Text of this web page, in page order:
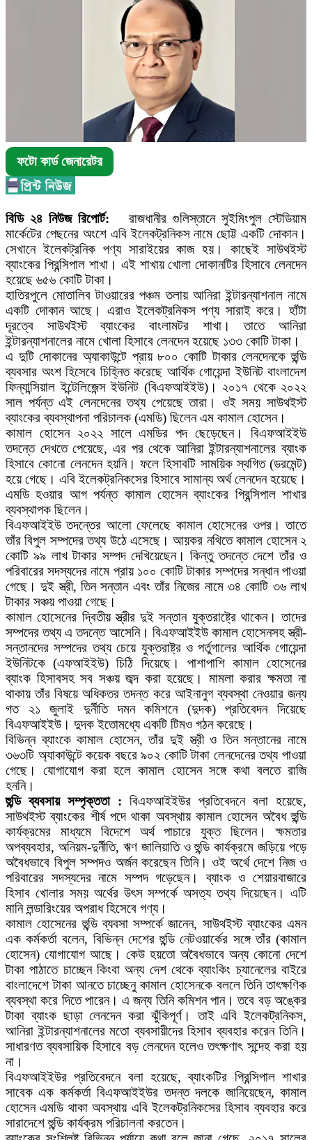
ফটো কার্ড জেনারেটর
বিডি ২৪ নিউজ রিপোর্ট:
রাজধানীর গুলিস্তানে সুইমিংপুল স্টেডিয়াম
মার্কেটের পেছনের অংশে এবি ইলেকট্রনিকস নামে ছোট্ট একটি দোকান।
সেখানে ইলেকট্রনিক পণ্য সারাইয়ের কাজ হয়। কাছেই সাউথইস্ট
ব্যাংকের প্রিন্সিপাল শাখা। এই শাখায় খোলা দোকানটির হিসাবে লেনদেন
হয়েছে ৬৫৬ কোটি টাকা।
হাতিরপুলে মোতালিব টাওয়ারের পঞ্চম তলায় আনিরা ইন্টারন্যাশনাল নামে
একটি দোকান আছে। এরাও ইলেকট্রনিকস পণ্য সারাই করে। হাঁটা
দূরত্বে সাউথইস্ট ব্যাংকের বাংলামটর শাখা। তাতে আনিরা
ইন্টারন্যাশনালের নামে খোলা হিসাবে লেনদেন হয়েছে ১৩৩ কোটি টাকা।
এ দুটি দোকানের অ্যাকাউন্টে প্রায় ৮০০ কোটি টাকার লেনদেনকে হুন্ডি
ব্যবসার অংশ হিসেবে চিহ্নিত করেছে আর্থিক গোয়েন্দা ইউনিট বাংলাদেশ
ফিন্যান্সিয়াল ইন্টেলিজেন্স ইউনিট (বিএফআইইউ)। ২০১৭ থেকে ২০২২
সাল পর্যন্ত এই লেনদেনের তথ্য পেয়েছে তারা। ওই সময় সাউথইস্ট
ব্যাংকের ব্যবস্থাপনা পরিচালক (এমডি) ছিলেন এম কামাল হোসেন।
কামাল হোসেন ২০২২ সালে এমডির পদ ছেড়েছেন। বিএফআইইউ
তদন্তে দেখতে পেয়েছে, এর পর থেকে আনিরা ইন্টারন্যাশনালের ব্যাংক
হিসাবে কোনো লেনদেন হয়নি। ফলে হিসাবটি সাময়িক স্থগিত (ডরমেন্ট)
হয়ে গেছে। এবি ইলেকট্রনিকসের হিসাবে সামান্য অর্থ লেনদেন হয়েছে।
এমডি হওয়ার আগ পর্যন্ত কামাল হোসেন ব্যাংকের প্রিন্সিপাল শাখার
ব্যবস্থাপক ছিলেন।
বিএফআইইউ তদন্তের আলো ফেলেছে কামাল হোসেনের ওপর। তাতে
তাঁর বিপুল সম্পদের তথ্য উঠে এসেছে। আয়কর নথিতে কামাল হোসেন ২
কোটি ৯৯ লাখ টাকার সম্পদ দেখিয়েছেন। কিন্তু তদন্তে দেশে তাঁর ও
পরিবারের সদস্যদের নামে প্রায় ১০০ কোটি টাকার সম্পদের সন্ধান পাওয়া
গেছে। দুই স্ত্রী, তিন সন্তান এবং তাঁর নিজের নামে ৩৪ কোটি ৩৬ লাখ
টাকার সঞ্চয় পাওয়া গেছে।
কামাল হোসেনের দ্বিতীয় স্ত্রীর দুই সন্তান যুক্তরাষ্ট্রে থাকেন। তাদের
সম্পদের তথ্য এ তদন্তে আসেনি। বিএফআইইউ কামাল হোসেনসহ স্ত্রী-
সন্তানদের সম্পদের তথ্য চেয়ে যুক্তরাষ্ট্র ও পর্তুগালের আর্থিক গোয়েন্দা
ইউনিটকে (এফআইইউ) চিঠি দিয়েছে। পাশাপাশি কামাল হোসেনের
ব্যাংক হিসাবসহ সব সঞ্চয় জব্দ করা হয়েছে। মামলা করার ক্ষমতা না
থাকায় তাঁর বিষয়ে অধিকতর তদন্ত করে আইনানুগ ব্যবস্থা নেওয়ার জন্য
গত ২১ জুলাই দুর্নীতি দমন কমিশনে (দুদক) প্রতিবেদন দিয়েছে
বিএফআইইউ। দুদক ইতোমধ্যে একটি টিমও গঠন করেছে।
বিভিন্ন ব্যাংকে কামাল হোসেন, তাঁর দুই স্ত্রী ও তিন সন্তানের নামে
৩৬৩টি অ্যাকাউন্টে কয়েক বছরে ৯০২ কোটি টাকা লেনদেনের তথ্য পাওয়া
গেছে। যোগাযোগ করা হলে কামাল হোসেন সঙ্গে কথা বলতে রাজি
হননি।
হুন্ডি ব্যবসায় সম্পৃক্ততা : বিএফআইইউর প্রতিবেদনে বলা হয়েছে,
সাউথইস্ট ব্যাংকের শীর্ষ পদে থাকা অবস্থায় কামাল হোসেন অবৈধ হুন্ডি
কার্যক্রমের মাধ্যমে বিদেশে অর্থ পাচারে যুক্ত ছিলেন। ক্ষমতার
অপব্যবহার, অনিয়ম-দুর্নীতি, ঋণ জালিয়াতি ও হুন্ডি কার্যক্রমে জড়িয়ে পড়ে
অবৈধভাবে বিপুল সম্পদও অর্জন করেছেন তিনি। ওই অর্থে দেশে নিজ ও
পরিবারের সদস্যদের নামে সম্পদ গড়েছেন। ব্যাংক ও শেয়ারবাজারে
হিসাব খোলার সময় অর্থের উৎস সম্পর্কে অসত্য তথ্য দিয়েছেন। এটি
মানি লন্ডারিংয়ের অপরাধ হিসেবে গণ্য।
কামাল হোসেনের হুন্ডি ব্যবসা সম্পর্কে জানেন, সাউথইস্ট ব্যাংকের এমন
এক কর্মকর্তা বলেন, বিভিন্ন দেশের হুন্ডি নেটওয়ার্কের সঙ্গে তাঁর (কামাল
হোসেন) যোগাযোগ আছে। কেউ হয়তো অবৈধভাবে অন্য কোনো দেশে
টাকা পাঠাতে চাচ্ছেন কিংবা অন্য দেশ থেকে ব্যাংকিং চ্যানেলের বাইরে
বাংলাদেশে টাকা আনতে চাচ্ছেনু কামাল হোসেনকে বললে তিনি তাৎক্ষণিক
ব্যবস্থা করে দিতে পারেন। এ জন্য তিনি কমিশন পান। তবে বড় অঙ্কের
টাকা ব্যাংক ছাড়া লেনদেন করা ঝুঁকিপূর্ণ। তাই এবি ইলেকট্রনিকস,
আনিরা ইন্টারন্যাশনালের মতো ব্যবসায়ীদের হিসাব ব্যবহার করেন তিনি।
সাধারণত ব্যবসায়িক হিসাবে বড় লেনদেন হলেও তৎক্ষণাৎ সন্দেহ করা হয়
না।
বিএফআইইউর প্রতিবেদনে বলা হয়েছে, ব্যাংকটির প্রিন্সিপাল শাখার
সাবেক এক কর্মকর্তা বিএফআইইউর তদন্ত দলকে জানিয়েছেন, কামাল
হোসেন এমডি থাকা অবস্থায় এবি ইলেকট্রনিকসের হিসাব ব্যবহার করে
সারাদেশে হুন্ডি কার্যক্রম পরিচালনা করতেন।